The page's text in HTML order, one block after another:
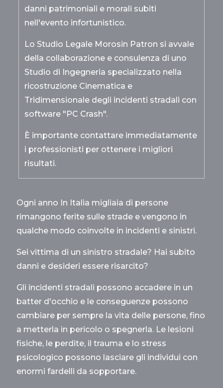
danni patrimoniali e morali subiti
nell'evento infortunistico.
Lo Studio Legale Morosin Patron si avvale
della collaborazione e consulenza di uno
Studio di Ingegneria specializzato nella
ricostruzione Cinematica e
Tridimensionale degli incidenti stradali con
software "PC Crash".
È importante contattare immediatamente
i professionisti per ottenere i migliori
risultati.
Ogni anno In Italia migliaia di persone
rimangono ferite sulle strade e vengono in
qualche modo coinvolte in incidenti e sinistri.
Sei vittima di un sinistro stradale? Hai subito
danni e desideri essere risarcito?
Gli incidenti stradali possono accadere in un
batter d'occhio e le conseguenze possono
cambiare per sempre la vita delle persone, fino
a metterla in pericolo o spegnerla. Le lesioni
fisiche, le perdite, il trauma e lo stress
psicologico possono lasciare gli individui con
enormi fardelli da sopportare.